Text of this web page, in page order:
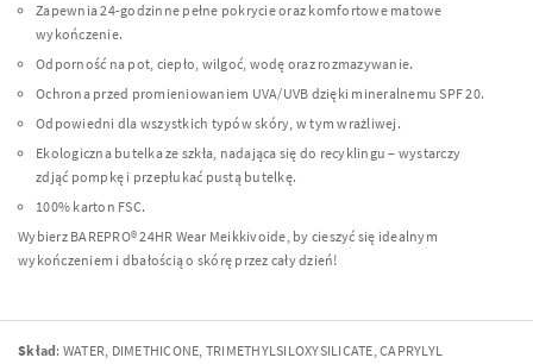
Zapewnia 24-godzinne pełne pokrycie oraz komfortowe matowe
wykończenie.
Odporność na pot, ciepło, wilgoć, wodę oraz rozmazywanie.
Ochrona przed promieniowaniem UVA/UVB dzięki mineralnemu SPF 20.
Odpowiedni dla wszystkich typów skóry, w tym wrażliwej.
Ekologiczna butelka ze szkła, nadająca się do recyklingu – wystarczy
zdjąć pompkę i przepłukać pustą butelkę.
100% karton FSC.
Wybierz BAREPRO® 24HR Wear Meikkivoide, by cieszyć się idealnym
wykończeniem i dbałością o skórę przez cały dzień!
Skład: WATER, DIMETHICONE, TRIMETHYLSILOXYSILICATE, CAPRYLYL